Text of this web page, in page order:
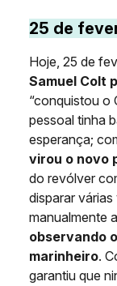
25 de
Hoje, 25 de
Samuel Colt
“conquistou o
pessoal tinha
esperança;
virou o novo
do revólver
disparar
manualmente
observando
marinheiro.
garantiu que